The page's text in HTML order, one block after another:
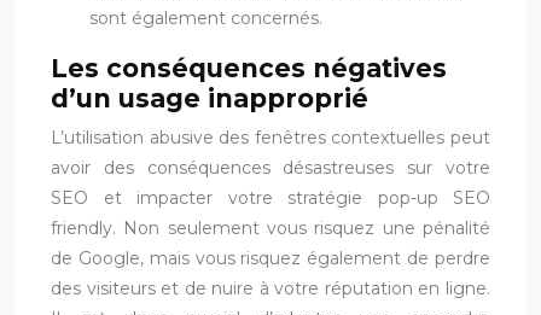
sont également concernés.
Les conséquences négatives
d’un usage inapproprié
L’utilisation abusive des fenêtres contextuelles peut
avoir des conséquences désastreuses sur votre
SEO et impacter votre stratégie pop-up SEO
friendly. Non seulement vous risquez une pénalité
de Google, mais vous risquez également de perdre
des visiteurs et de nuire à votre réputation en ligne.